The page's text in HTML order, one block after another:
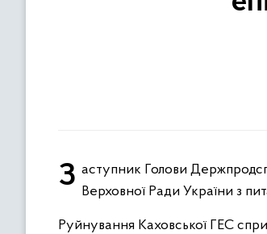
Заступник Голови Держпродспоживслужби Андрій Крейтор взяв участь у виїзному засіданні Комітету Верховної Ради України з
Руйнування Каховської ГЕС